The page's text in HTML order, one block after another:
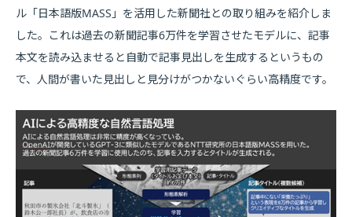
ル「日本語版MASS」を活用した新聞社との取り組みを紹介しま
した。これは過去の新聞記事6万件を学習させたモデルに、記事
本文を読み込ませると自動で記事見出しを生成するというもの
で、人間が書いた見出しと見分けがつかないぐらい高精度です。